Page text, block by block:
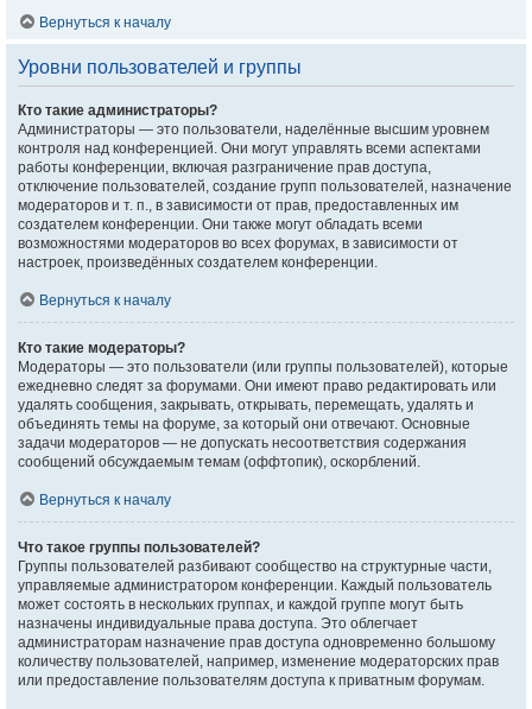
Вернуться к началу
Уровни пользователей и группы
Кто такие администраторы?
Администраторы — это пользователи, наделённые высшим уровнем
контроля над конференцией. Они могут управлять всеми аспектами
работы конференции, включая разграничение прав доступа,
отключение пользователей, создание групп пользователей, назначение
модераторов и т. п., в зависимости от прав, предоставленных им
создателем конференции. Они также могут обладать всеми
возможностями модераторов во всех форумах, в зависимости от
настроек, произведённых создателем конференции.
Вернуться к началу
Кто такие модераторы?
Модераторы — это пользователи (или группы пользователей), которые
ежедневно следят за форумами. Они имеют право редактировать или
удалять сообщения, закрывать, открывать, перемещать, удалять и
объединять темы на форуме, за который они отвечают. Основные
задачи модераторов — не допускать несоответствия содержания
сообщений обсуждаемым темам (оффтопик), оскорблений.
Вернуться к началу
Что такое группы пользователей?
Группы пользователей разбивают сообщество на структурные части,
управляемые администратором конференции. Каждый пользователь
может состоять в нескольких группах, и каждой группе могут быть
назначены индивидуальные права доступа. Это облегчает
администраторам назначение прав доступа одновременно большому
количеству пользователей, например, изменение модераторских прав
или предоставление пользователям доступа к приватным форумам.